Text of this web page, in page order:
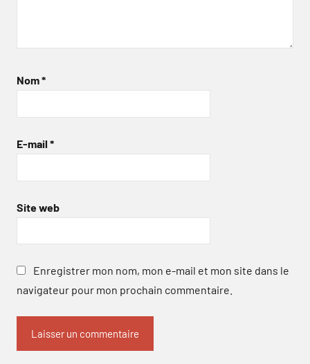
Nom*
E-mail *
Site web
Enregistrer mon nom, mon e-mail et mon site dans le
navigateur pour mon prochain commentaire.